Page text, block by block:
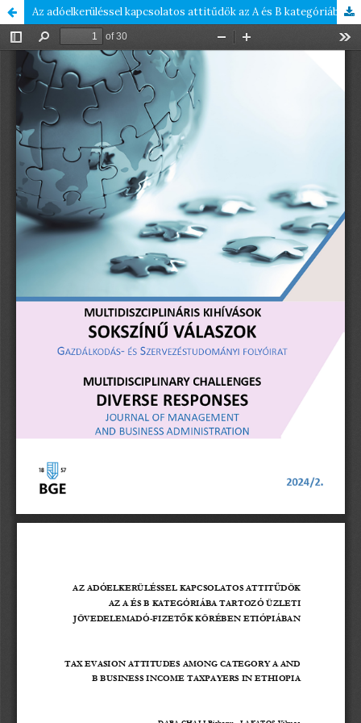
Az adóelkerüléssel kapcsolatos attitűdök az A és B kategóriába tartozó üzleti jövedelemadó-fizetők körében Etiópiában